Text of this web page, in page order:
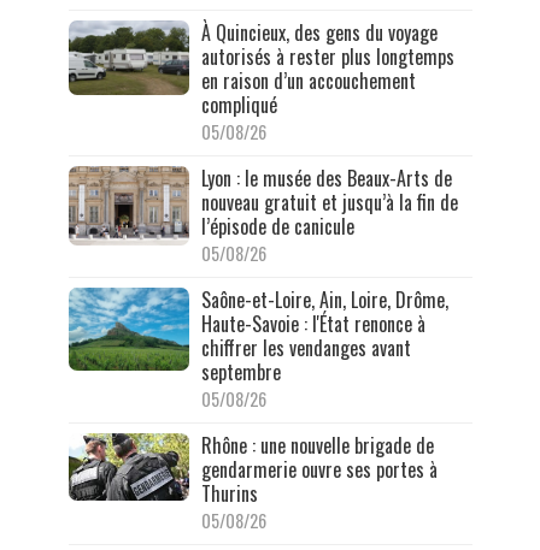
À Quincieux, des gens du voyage
autorisés à rester plus longtemps
en raison d’un accouchement
compliqué
05/08/26
Lyon : le musée des Beaux-Arts de
nouveau gratuit et jusqu’à la fin de
l’épisode de canicule
05/08/26
Saône-et-Loire, Ain, Loire, Drôme,
Haute-Savoie : l'État renonce à
chiffrer les vendanges avant
septembre
05/08/26
Rhône : une nouvelle brigade de
gendarmerie ouvre ses portes à
Thurins
05/08/26